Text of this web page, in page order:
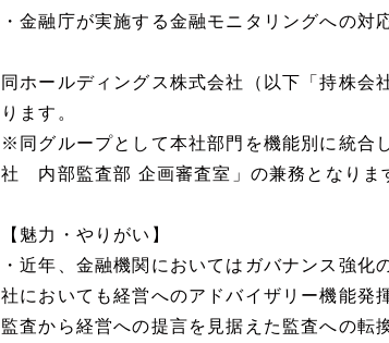
・金融庁が実施する金融モニタリングへの対
同ホールディングス株式会社（以下「持株会
ります。
※同グループとして本社部門を機能別に統合
社 内部監査部 企画審査室」の兼務となりま
【魅力・やりがい】
・近年、金融機関においてはガバナンス強
社においても経営へのアドバイザリー機能発
監査から経営への提言を見据えた監査への転